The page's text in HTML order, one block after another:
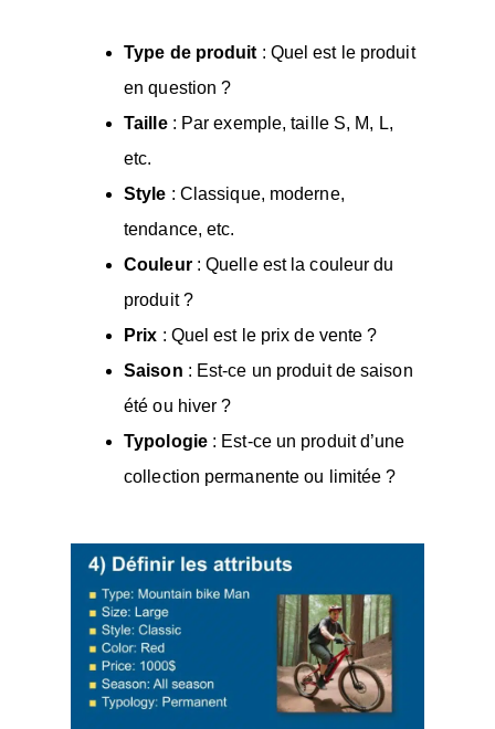
Type de produit : Quel est le produit
en question ?
Taille: Par exemple, taille S, M, L,
etc.
Style : Classique, moderne,
tendance, etc.
Couleur: Quelle est la couleur du
produit ?
Prix : Quel est le prix de vente ?
Saison : Est-ce un produit de saison
été ou hiver ?
Typologie: Est-ce un produit d’une
collection permanente ou limitée ?